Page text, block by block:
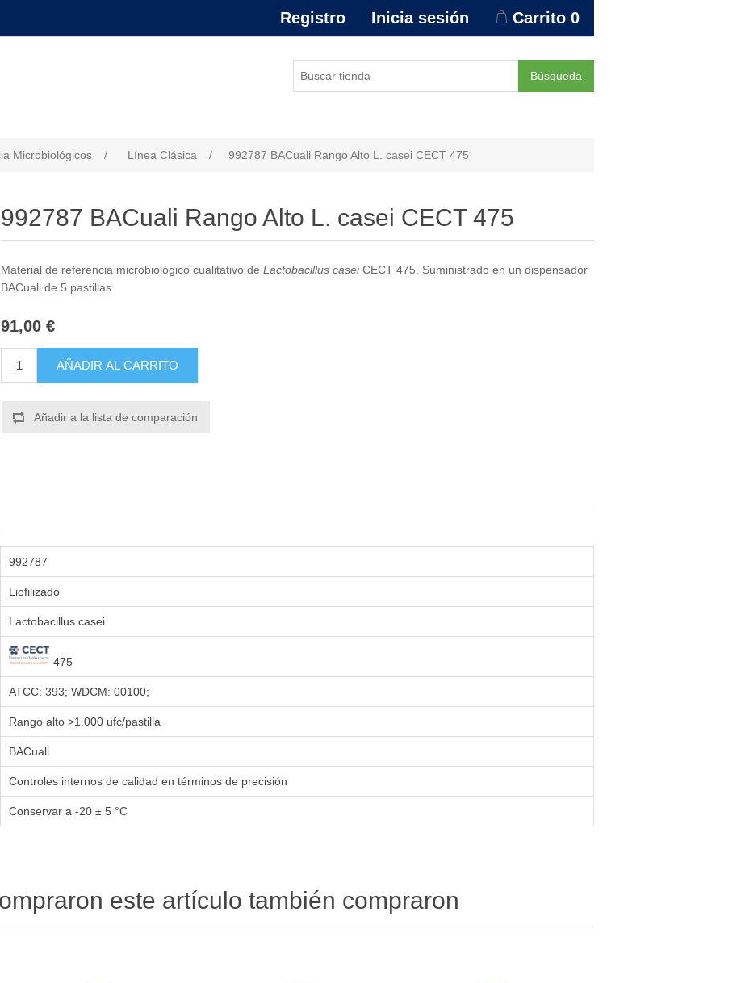
Registro Inicia sesión Carrito 0
Búsqueda
Microbiológicos / Línea Clásica / 992787 BACuali Rango Alto L. casei CECT 475
992787 BACuali Rango Alto L. casei CECT 475
Material de referencia microbiológico cualitativo de Lactobacillus caseiCECT 475. Suministrado en un dispensador
BACuali de 5 pastillas
91,00 €
AÑADIR AL CARRITO
Añadir a la lista de comparación
992787
Liofilizado
Lactobacillus casei
475
ATCC: 393; WDCM: 00100;
Rango alto >1.000 ufc/pastilla
BACuali
Controles internos de calidad en términos de precisión
Conservar a -20 ± 5 °C
este artículo también compraron